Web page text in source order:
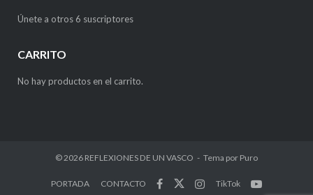
Únete a otros 6 suscriptores
CARRITO
No hay productos en el carrito.
© 2026 REFLEXIONES DE UN VASCO Tema por Puro
PORTADA CONTACTO TikTok